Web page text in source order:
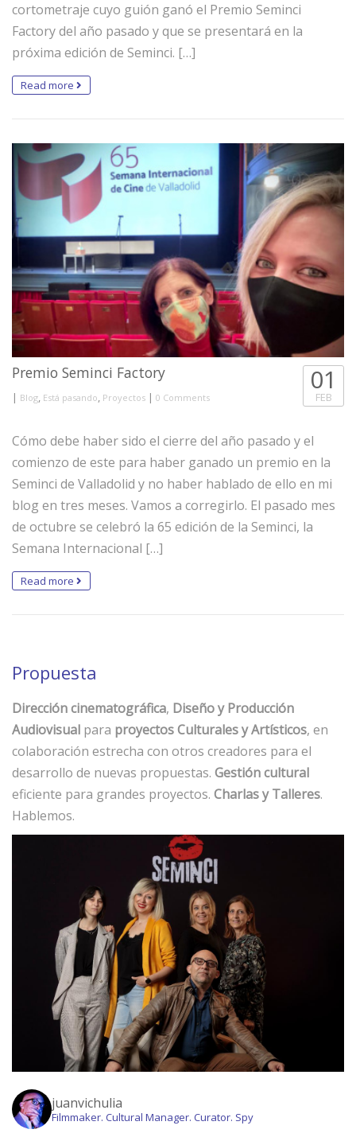
cortometraje cuyo guión ganó el Premio Seminci
Factory del año pasado y que se presentará en la
próxima edición de Seminci. […]
Read more
Premio Seminci Factory
| Blog, Está pasando, Proyectos | 0 Comments
01
FEB
Cómo debe haber sido el cierre del año pasado y el
comienzo de este para haber ganado un premio en la
Seminci de Valladolid y no haber hablado de ello en mi
blog en tres meses. Vamos a corregirlo. El pasado mes
de octubre se celebró la 65 edición de la Seminci, la
Semana Internacional […]
Read more
Propuesta
Dirección cinematográfica, Diseño y Producción
Audiovisual para proyectos Culturales y Artísticos, en
colaboración estrecha con otros creadores para el
desarrollo de nuevas propuestas. Gestión cultural
eficiente para grandes proyectos. Charlas y Talleres.
Hablemos.
juanvichulia
Filmmaker. Cultural Manager. Curator. Spy